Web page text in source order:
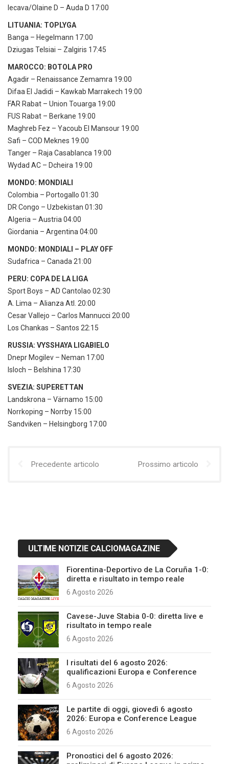
Iecava/Olaine D – Auda D 17:00
LITUANIA: TOPLYGA
Banga – Hegelmann 17:00
Dziugas Telsiai – Zalgiris 17:45
MAROCCO: BOTOLA PRO
Agadir – Renaissance Zemamra 19:00
Difaa El Jadidi – Kawkab Marrakech 19:00
FAR Rabat – Union Touarga 19:00
FUS Rabat – Berkane 19:00
Maghreb Fez – Yacoub El Mansour 19:00
Safi – COD Meknes 19:00
Tanger – Raja Casablanca 19:00
Wydad AC – Dcheira 19:00
MONDO: MONDIALI
Colombia – Portogallo 01:30
DR Congo – Uzbekistan 01:30
Algeria – Austria 04:00
Giordania – Argentina 04:00
MONDO: MONDIALI – PLAY OFF
Sudafrica – Canada 21:00
PERU: COPA DE LA LIGA
Sport Boys – AD Cantolao 02:30
A. Lima – Alianza Atl. 20:00
Cesar Vallejo – Carlos Mannucci 20:00
Los Chankas – Santos 22:15
RUSSIA: VYSSHAYA LIGABIELO
Dnepr Mogilev – Neman 17:00
Isloch – Belshina 17:30
SVEZIA: SUPERETTAN
Landskrona – Värnamo 15:00
Norrkoping – Norrby 15:00
Sandviken – Helsingborg 17:00
Precedente articolo Prossimo articolo
ULTIME NOTIZIE CALCIOMAGAZINE
Fiorentina-Deportivo de La Coruña 1-0:
diretta e risultato in tempo reale
6 Agosto 2026
Cavese-Juve Stabia 0-0: diretta live e
risultato in tempo reale
6 Agosto 2026
I risultati del 6 agosto 2026:
qualificazioni Europa e Conference
6 Agosto 2026
Le partite di oggi, giovedì 6 agosto
2026: Europa e Conference League
6 Agosto 2026
Pronostici del 6 agosto 2026: